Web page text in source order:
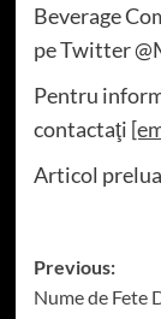
Beverage
pe Twitter
Pentru
contactaţi
Articol
Post
Previous:
Nume de Fete